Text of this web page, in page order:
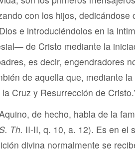
con los hijos, dedicándose
e introduciéndolos en la
de Cristo mediante la
es decir, engendradores
de aquella que, mediante
Cruz y Resurrección de
de hecho, habla de la
Th. II-II, q. 10, a. 12). Es en el
divina normalmente se